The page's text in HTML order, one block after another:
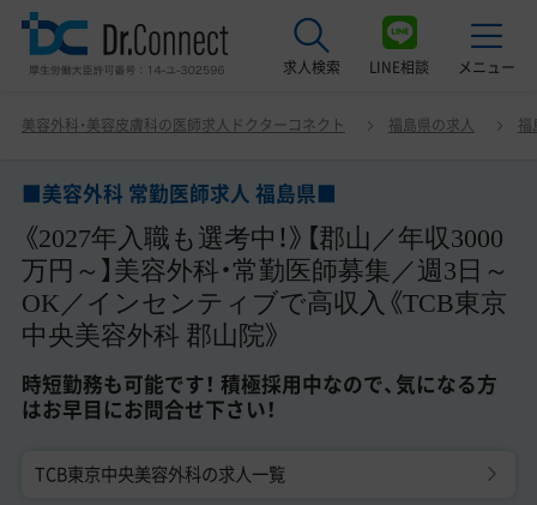
求人検索 LINE相談 メニュー
美容クリニック見学ご希望の方はこちら
サービス紹介
ドクターコネクトの強み
エージェント紹介
常勤求人一覧
非常勤・アルバイト求人一覧
美容外科・美容皮膚科の医師求人ドクターコネクト 福島県の求人 福
■美容外科 常勤医師求人 福島県■
《2027年入職も選考中！》【郡山／年収3000
万円～】美容外科・常勤医師募集／週3日～
OK／インセンティブで高収入《TCB東京
中央美容外科 郡山院》
時短勤務も可能です！ 積極採用中なので、気になる方
はお早目にお問合せ下さい！
TCB東京中央美容外科の求人一覧
■美容外科 常勤医師求人 福島県■ 《2027年入職も選考
中！》【郡山／年収3000万円～】美容外科・常勤医師募集／
外科 郡山院》 時短勤務も可能です！ 積極採用中なので、気